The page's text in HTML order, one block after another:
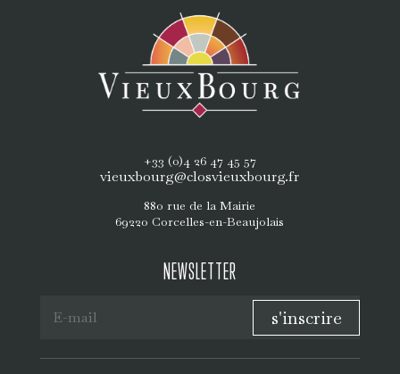
+33 (0)4 26 47 45 57
vieuxbourg@closvieuxbourg.fr
880 rue de la Mairie
69220 Corcelles-en-Beaujolais
NEWSLETTER
s'inscrire